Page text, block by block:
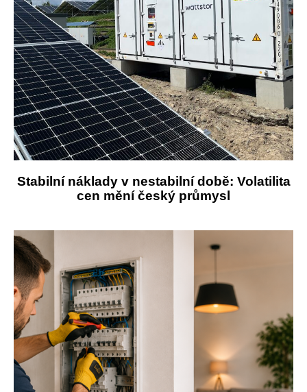
Stabilní náklady v nestabilní době: Volatilita
cen mění český průmysl